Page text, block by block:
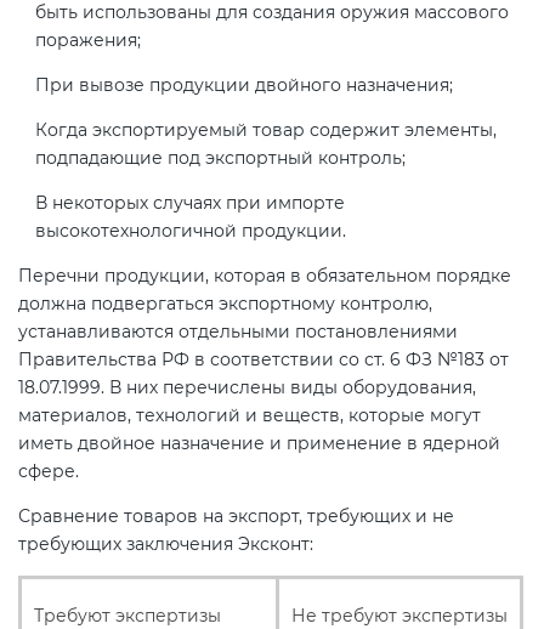
быть использованы для создания оружия массового
поражения;
При вывозе продукции двойного назначения;
Когда экспортируемый товар содержит элементы,
подпадающие под экспортный контроль;
В некоторых случаях при импорте
высокотехнологичной продукции.
Перечни продукции, которая в обязательном порядке
должна подвергаться экспортному контролю,
устанавливаются отдельными постановлениями
Правительства РФ в соответствии со ст. 6 ФЗ №183 от
18.07.1999. В них перечислены виды оборудования,
материалов, технологий и веществ, которые могут
иметь двойное назначение и применение в ядерной
сфере.
Сравнение товаров на экспорт, требующих и не
требующих заключения Эксконт:
Требуют экспертизы Не требуют экспертизы
Сертификация детских товаров
Сертификация товаров легкой
промышленности (ТР ТС 017)
Сертификация промышленного
оборудования (ТР ТС 010)
Сертификация средств
индивидуальной защиты (ТР ТС
019)
Действующие технические